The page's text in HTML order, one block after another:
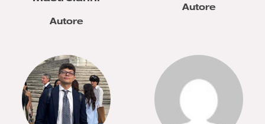
Autore
Autore